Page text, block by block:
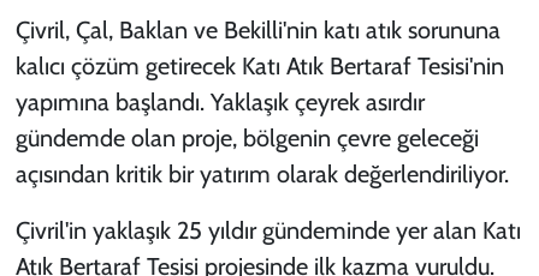
Çivril, Çal, Baklan ve Bekilli'nin katı atık sorununa
kalıcı çözüm getirecek Katı Atık Bertaraf Tesisi'nin
yapımına başlandı. Yaklaşık çeyrek asırdır
gündemde olan proje, bölgenin çevre geleceği
açısından kritik bir yatırım olarak değerlendiriliyor.
Çivril'in yaklaşık 25 yıldır gündeminde yer alan Katı
Atık Bertaraf Tesisi projesinde ilk kazma vuruldu.